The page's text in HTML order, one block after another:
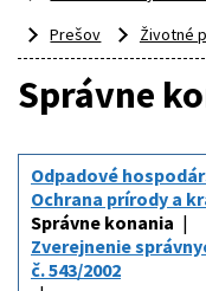
Prešov
Životné
Správne
Odpadové
Ochrana prírody a
Správne konania
Zverejnenie
č. 543/2002